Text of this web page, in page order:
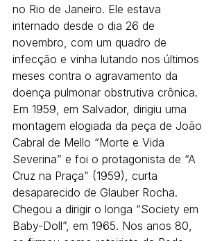
no Rio de Janeiro. Ele estava
internado desde o dia 26 de
novembro, com um quadro de
infecção e vinha lutando nos últimos
meses contra o agravamento da
doença pulmonar obstrutiva crônica.
Em 1959, em Salvador, dirigiu uma
montagem elogiada da peça de João
Cabral de Mello “Morte e Vida
Severina” e foi o protagonista de “A
Cruz na Praça” (1959), curta
desaparecido de Glauber Rocha.
Chegou a dirigir o longa “Society em
Baby-Doll”, em 1965. Nos anos 80,